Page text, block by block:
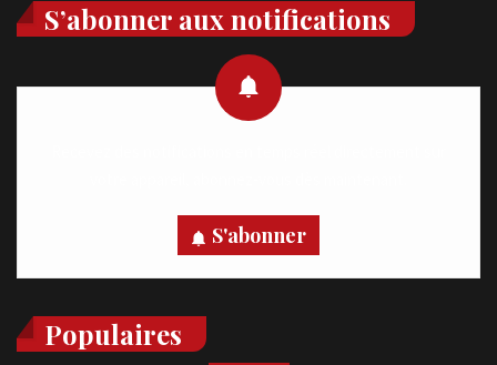
S’abonner aux notifications
S'abonner
Populaires